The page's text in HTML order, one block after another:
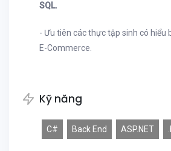
SQL.
- Ưu tiên các thực tập sinh có hiểu
E-Commerce.
Kỹ năng
C# Back End ASP.NET